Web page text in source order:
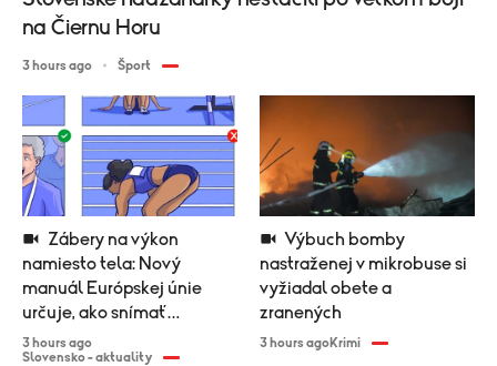
namiesto tela: Nový
manuál Európskej únie
určuje, ako snímať
športovkyne
3 hours ago
Slovensko - aktuality
nastraženej v mikrobuse si
vyžiadal obete a
zranených
3 hours agoKrimi
na Čiernu Horu
3 hours ago Šport